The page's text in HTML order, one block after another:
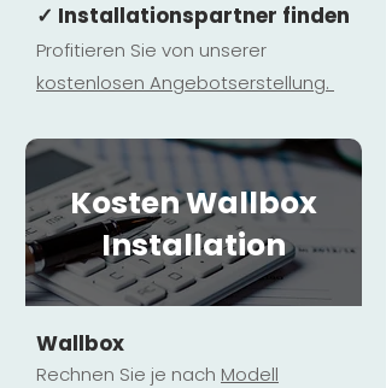
✓ Installationspartner finden
Profitieren Sie von unserer
kostenlosen Angebotserstellung.
Kosten Wallbox
Installation
Wallbox
Rechnen Sie je nach Modell